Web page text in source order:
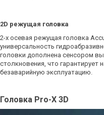
2D режущая головка
2-х осевая режущая головка
универсальность
головки дополнена сенсором
столкновения, что гарантирует
безаварийную эксплуатацию.
Головка Pro-X 3D